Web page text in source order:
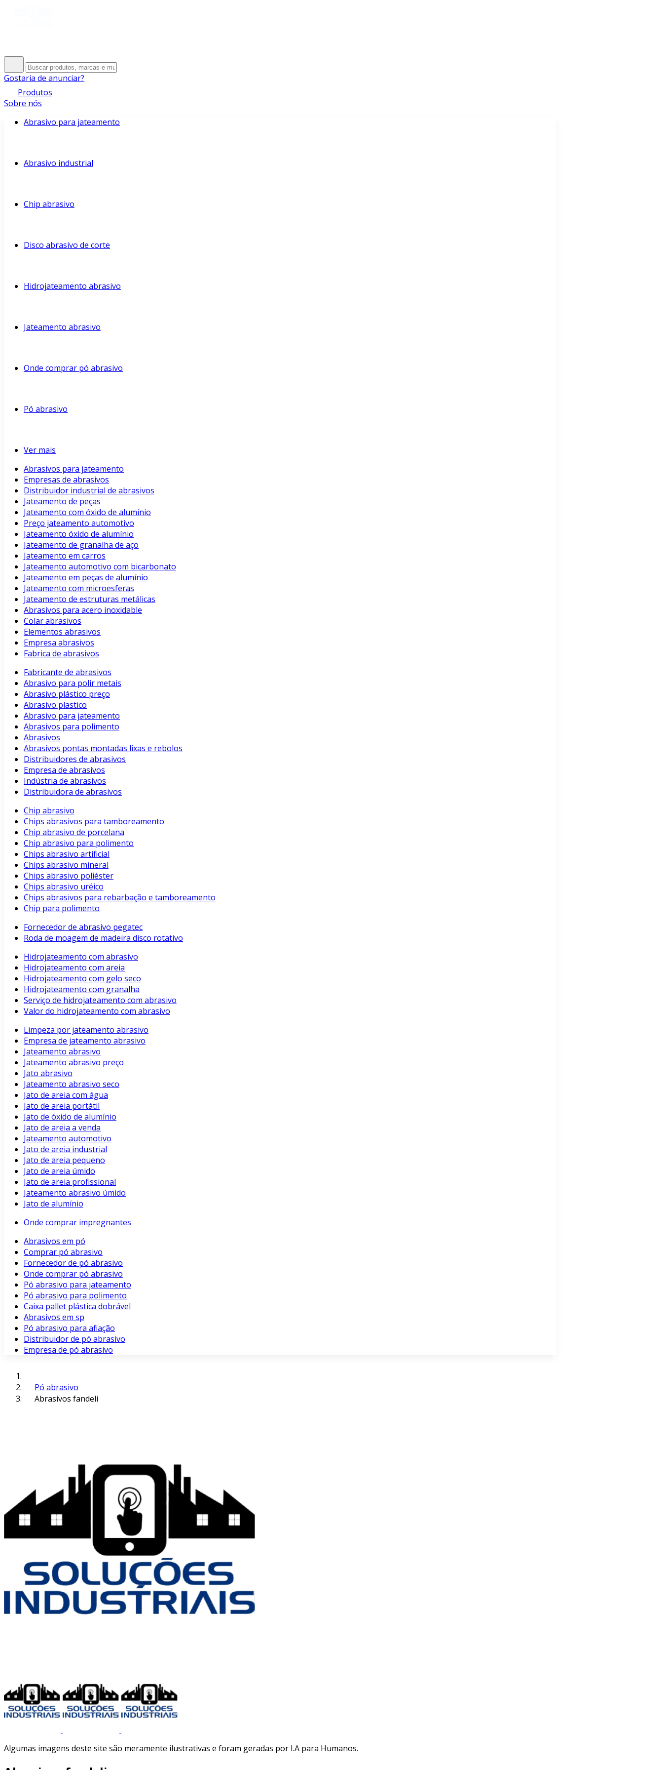
Gostaria de anunciar?
Produtos
Sobre nós
Abrasivo para jateamento
Abrasivo industrial
Chip abrasivo
Disco abrasivo de corte
Hidrojateamento abrasivo
Jateamento abrasivo
Onde comprar pó abrasivo
Pó abrasivo
Ver mais
Abrasivos para jateamento
Empresas de abrasivos
Distribuidor industrial de abrasivos
Jateamento de peças
Jateamento com óxido de alumínio
Preço jateamento automotivo
Jateamento óxido de alumínio
Jateamento de granalha de aço
Jateamento em carros
Jateamento automotivo com bicarbonato
Jateamento em peças de alumínio
Jateamento com microesferas
Jateamento de estruturas metálicas
Abrasivos para acero inoxidable
Colar abrasivos
Elementos abrasivos
Empresa abrasivos
Fabrica de abrasivos
Fabricante de abrasivos
Abrasivo para polir metais
Abrasivo plástico preço
Abrasivo plastico
Abrasivo para jateamento
Abrasivos para polimento
Abrasivos
Abrasivos pontas montadas lixas e rebolos
Distribuidores de abrasivos
Empresa de abrasivos
Indústria de abrasivos
Distribuidora de abrasivos
Chip abrasivo
Chips abrasivos para tamboreamento
Chip abrasivo de porcelana
Chip abrasivo para polimento
Chips abrasivo artificial
Chips abrasivo mineral
Chips abrasivo poliéster
Chips abrasivo uréico
Chips abrasivos para rebarbação e tamboreamento
Chip para polimento
Fornecedor de abrasivo pegatec
Roda de moagem de madeira disco rotativo
Hidrojateamento com abrasivo
Hidrojateamento com areia
Hidrojateamento com gelo seco
Hidrojateamento com granalha
Serviço de hidrojateamento com abrasivo
Valor do hidrojateamento com abrasivo
Limpeza por jateamento abrasivo
Empresa de jateamento abrasivo
Jateamento abrasivo
Jateamento abrasivo preço
Jato abrasivo
Jateamento abrasivo seco
Jato de areia com água
Jato de areia portátil
Jato de óxido de alumínio
Jato de areia a venda
Jateamento automotivo
Jato de areia industrial
Jato de areia pequeno
Jato de areia úmido
Jato de areia profissional
Jateamento abrasivo úmido
Jato de alumínio
Onde comprar impregnantes
Abrasivos em pó
Comprar pó abrasivo
Fornecedor de pó abrasivo
Onde comprar pó abrasivo
Pó abrasivo para jateamento
Pó abrasivo para polimento
Caixa pallet plástica dobrável
Abrasivos em sp
Pó abrasivo para afiação
Distribuidor de pó abrasivo
Empresa de pó abrasivo
Pó abrasivo
Abrasivos fandeli
Algumas imagens deste site são meramente ilustrativas e foram geradas por I.A para Humanos.